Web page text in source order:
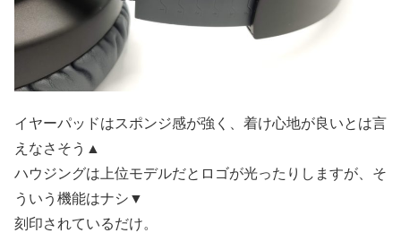
イヤーパッドはスポンジ感が強く、着け心地が良いとは言
えなさそう▲
ハウジングは上位モデルだとロゴが光ったりしますが、そ
ういう機能はナシ▼
刻印されているだけ。